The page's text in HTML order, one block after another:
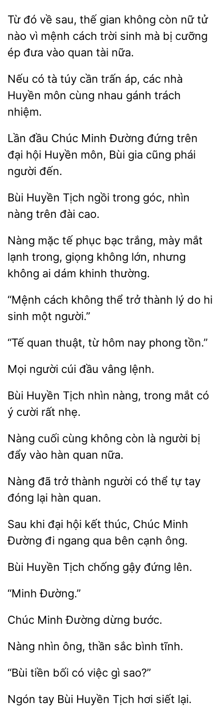
Từ đó về sau, thế gian không còn nữ tử
nào vì mệnh cách trời
mà bị
đưa vào quan tài nữa.
tà túy cần
áp, các nhà
Huyền môn cùng nhau gánh trách
nhiệm.
Lần đầu Chúc Minh Đường đứng trên
đại hội Huyền
cũng phái
người đến.
Huyền
trong góc, nhìn
nàng trên đài cao.
Nàng mặc tế
trắng, mày mắt
lạnh trong, giọng không lớn,
không ai dám khinh thường.
“Mệnh cách không
thành lý do
sinh một người.”
“Tế quan nay phong tồn.”
Mọi người lệnh.
Bùi Huyền Tịch nhìn nàng, trong mắt có
rất
Nàng cuối
không còn là người bị
hàn quan nữa.
Nàng trở
người có thể tự tay
đóng
hàn quan.
Sau khi đại
kết thúc, Chúc
Đường đi ngang
bên cạnh ông.
Huyền Tịch chống lên.
Minh Đường
Nàng ông, sắc tĩnh.
tiền bối việc sao?”
tay Huyền hơi siết lại.